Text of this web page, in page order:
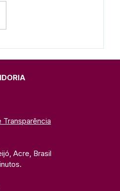
Transparência
Acre, Brasil